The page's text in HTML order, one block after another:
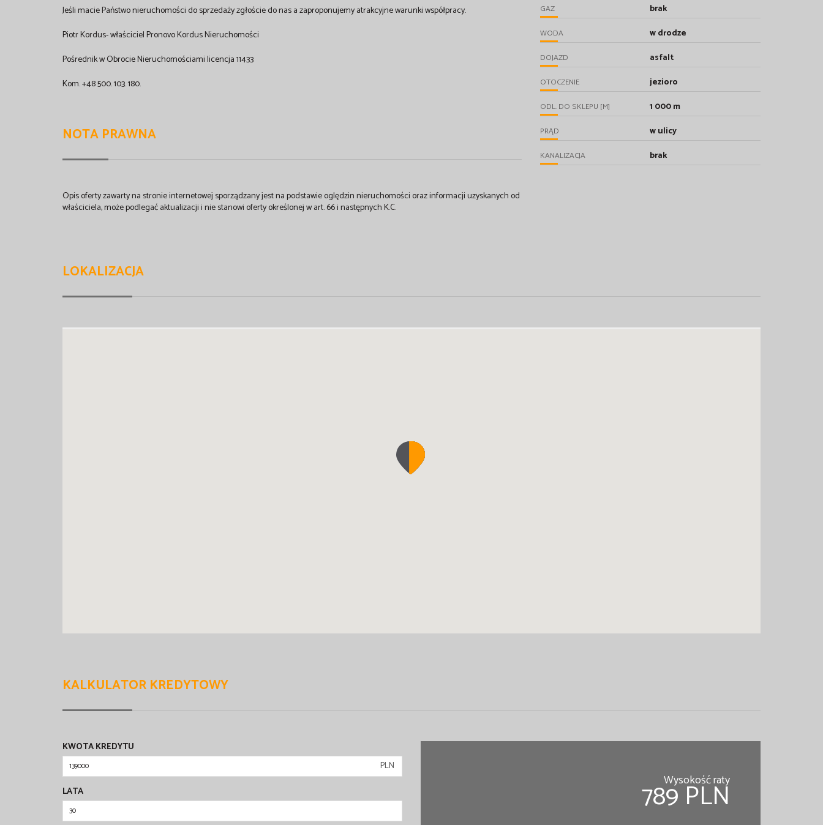
Jeśli macie Państwo nieruchomości do sprzedaży zgłoście do nas a zaproponujemy atrakcyjne warunki współpracy.
Piotr Kordus- właściciel Pronovo Kordus Nieruchomości
Pośrednik w Obrocie Nieruchomościami licencja 11433
Kom. +48 500. 103. 180.
NOTA PRAWNA
Opis oferty zawarty na stronie internetowej sporządzany jest na podstawie oględzin nieruchomości oraz informacji uzyskanych od
właściciela, może podlegać aktualizacji i nie stanowi oferty określonej w art. 66 i następnych K.C.
GAZ brak
WODA w drodze
DOJAZD asfalt
OTOCZENIE jezioro
ODL. DO SKLEPU [M] 1 000 m
PRĄD w ulicy
KANALIZACJA brak
LOKALIZACJA
KALKULATOR KREDYTOWY
KWOTA KREDYTU
PLN
LATA
Wysokość raty
789 PLN